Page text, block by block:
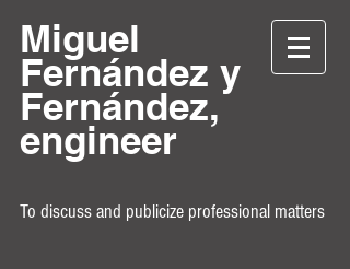
Miguel
Fernández y
Fernández,
engineer
To discuss and publicize professional matters